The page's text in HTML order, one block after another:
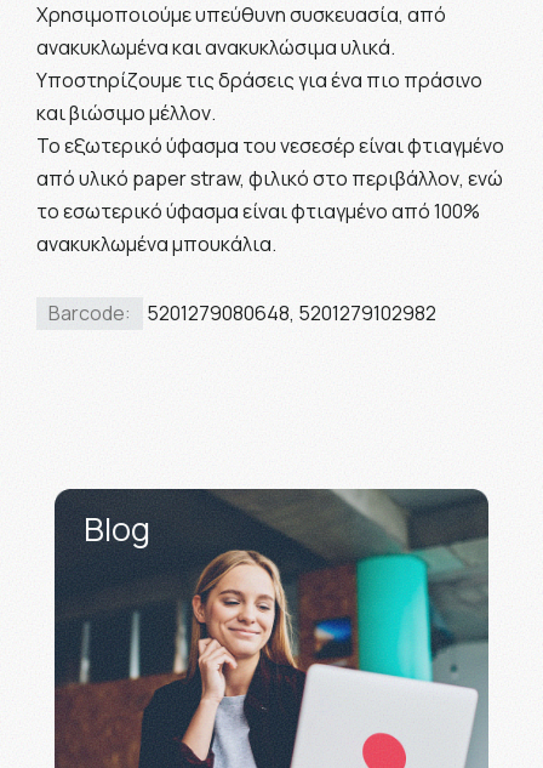
Χρησιμοποιούμε υπεύθυνη συσκευασία, από
ανακυκλωμένα και ανακυκλώσιμα υλικά.
Υποστηρίζουμε τις δράσεις για ένα πιο πράσινο
και βιώσιμο μέλλον.
Το εξωτερικό ύφασμα του νεσεσέρ είναι φτιαγμένο
από υλικό paper straw, φιλικό στο περιβάλλον, ενώ
το εσωτερικό ύφασμα είναι φτιαγμένο από 100%
ανακυκλωμένα μπουκάλια.
Barcode: 5201279080648, 5201279102982
Blog